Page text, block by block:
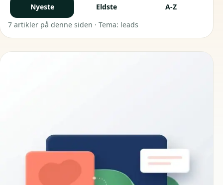
Nyeste Eldste
A-Z
7 artikler på denne siden · Tema: leads